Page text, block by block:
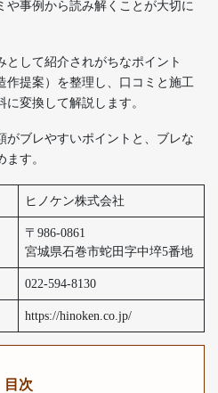
や事例から読み解くことが大切に
として紹介されがちなポイント
作提案）を整理し、口コミと施工
変換して解説します。
がブレやすいポイントと、ブレな
す。
ヒノケン株式会社
〒986-0861
宮城県石巻市蛇田字中埣5番地
022-594-8130
https://hinoken.co.jp/
目次